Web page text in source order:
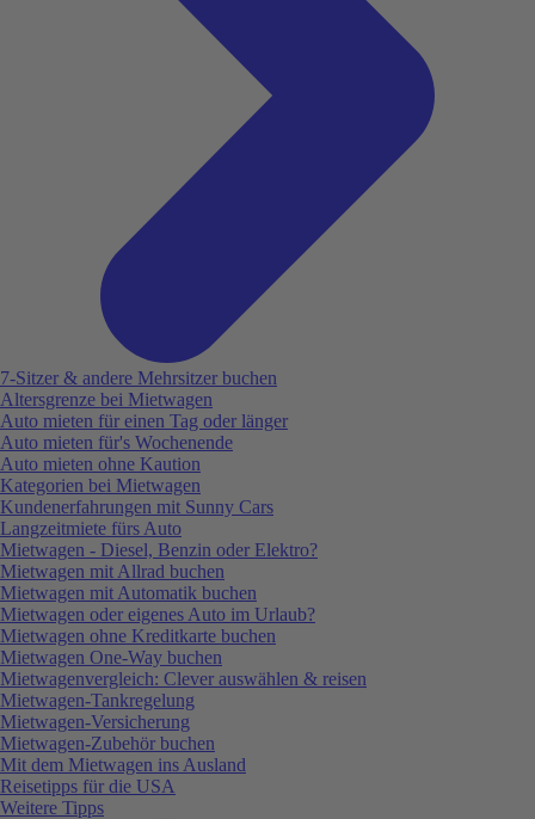
7-Sitzer & andere Mehrsitzer buchen
Altersgrenze bei Mietwagen
Auto mieten für einen Tag oder länger
Auto mieten für's Wochenende
Auto mieten ohne Kaution
Kategorien bei Mietwagen
Kundenerfahrungen mit Sunny Cars
Langzeitmiete fürs Auto
Mietwagen - Diesel, Benzin oder Elektro?
Mietwagen mit Allrad buchen
Mietwagen mit Automatik buchen
Mietwagen oder eigenes Auto im Urlaub?
Mietwagen ohne Kreditkarte buchen
Mietwagen One-Way buchen
Mietwagenvergleich: Clever auswählen & reisen
Mietwagen-Tankregelung
Mietwagen-Versicherung
Mietwagen-Zubehör buchen
Mit dem Mietwagen ins Ausland
Reisetipps für die USA
Weitere Tipps